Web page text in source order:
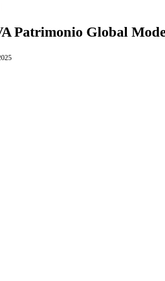
Patrimonio Global